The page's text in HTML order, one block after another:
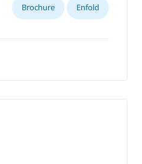
Enfold
Brochure